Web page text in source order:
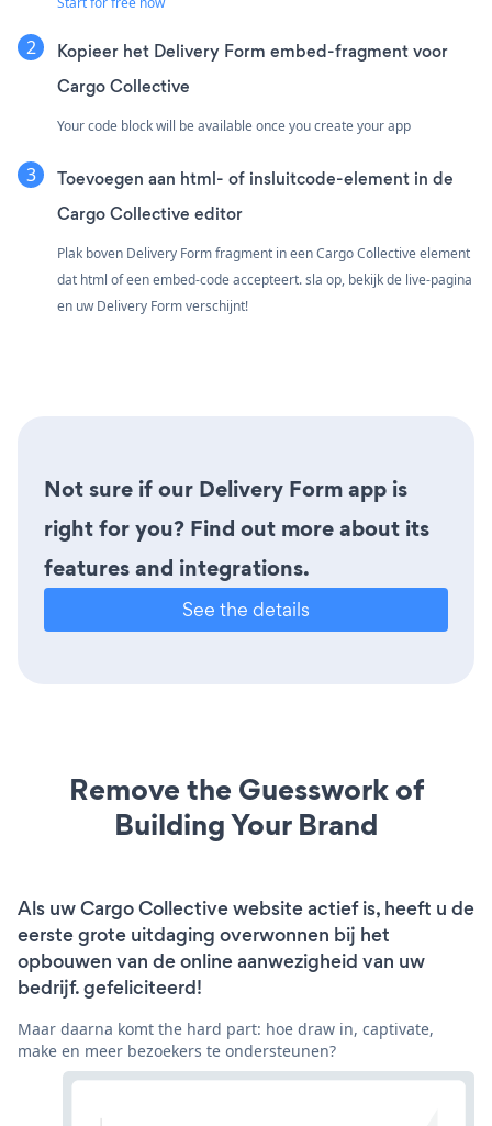
Kopieer het Delivery Form embed-fragment voor
Cargo Collective
Your code block will be available once you create your app
Toevoegen aan html- of insluitcode-element in de
Cargo Collective editor
Plak boven Delivery Form fragment in een Cargo Collective element
dat html of een embed-code accepteert. sla op, bekijk de live-pagina
en uw Delivery Form verschijnt!
Not sure if our Delivery Form app is
right for you? Find out more about its
features and integrations.
See the details
Remove the Guesswork of
Building Your Brand
Als uw Cargo Collective website actief is, heeft u de
eerste grote uitdaging overwonnen bij het
opbouwen van de online aanwezigheid van uw
bedrijf. gefeliciteerd!
Maar daarna komt the hard part: hoe draw in, captivate,
make en meer bezoekers te ondersteunen?